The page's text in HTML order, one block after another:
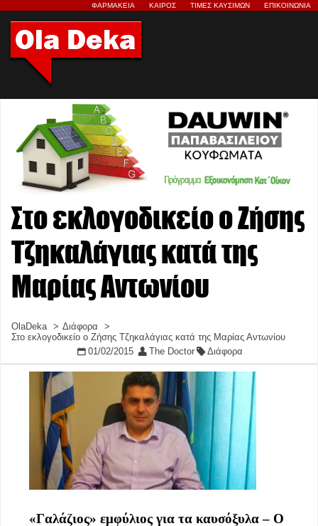
ΦΑΡΜΑΚΕΙΑ ΚΑΙΡΟΣ ΤΙΜΕΣ ΚΑΥΣΙΜΩΝ ΕΠΙΚΟΙΝΩΝΙΑ
Στο εκλογοδικείο ο Ζήσης
Τζηκαλάγιας κατά της
Μαρίας Αντωνίου
OlaDeka
Διάφορα
Στο εκλογοδικείο ο Ζήσης Τζηκαλάγιας κατά της Μαρίας Αντωνίου
01/02/2015
The Doctor Διάφορα
«Γαλάζιος» εμφύλιος για τα καυσόξυλα – Ο